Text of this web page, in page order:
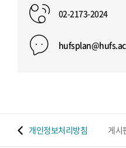
02-2173-2024
개인정보처리방침 게시